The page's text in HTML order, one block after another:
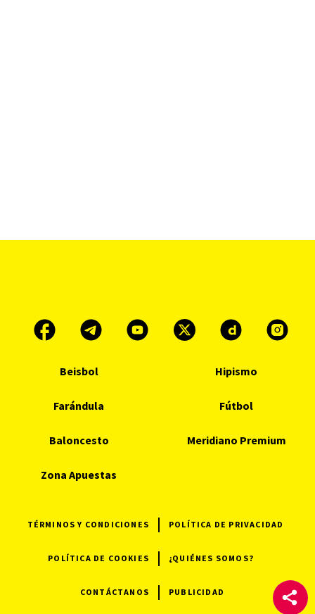
Beisbol Hipismo
Farándula Fútbol
Baloncesto Meridiano Premium
Zona Apuestas
TÉRMINOS Y CONDICIONES POLÍTICA DE PRIVACIDAD
POLÍTICA DE COOKIES ¿QUIÉNES SOMOS?
CONTÁCTANOS PUBLICIDAD